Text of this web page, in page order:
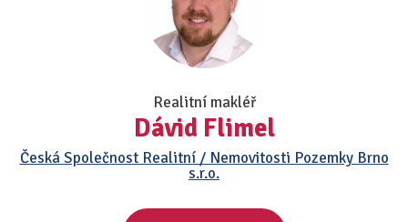
Realitní makléř
Dávid Flimel
Česká Společnost Realitní / Nemovitosti Pozemky Brno
s.r.o.